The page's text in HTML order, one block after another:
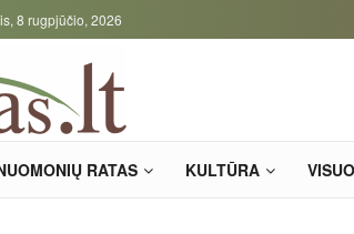
8 rugpjūčio, 2026
RATAS KULTŪRA